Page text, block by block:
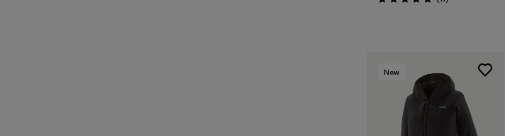
Valoración: 4.9 / 5
New